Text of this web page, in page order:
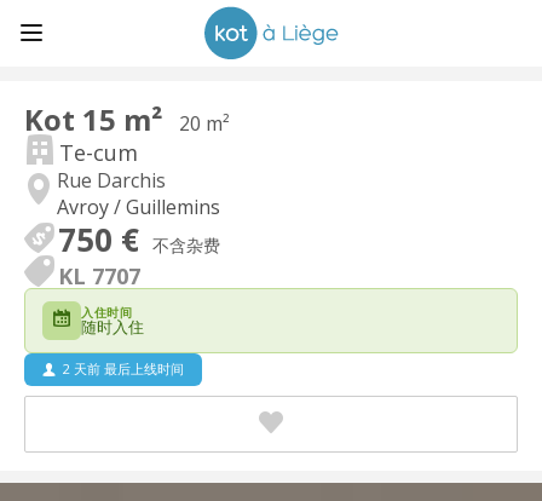
Kot 15 m² 20 m²
Te-cum
Rue Darchis
Avroy / Guillemins
750 € 不含杂费
KL 7707
入住时间
随时入住
2 天前 最后上线时间